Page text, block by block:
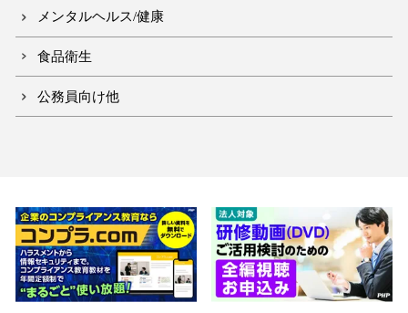
メンタルヘルス/健康
食品衛生
公務員向け他